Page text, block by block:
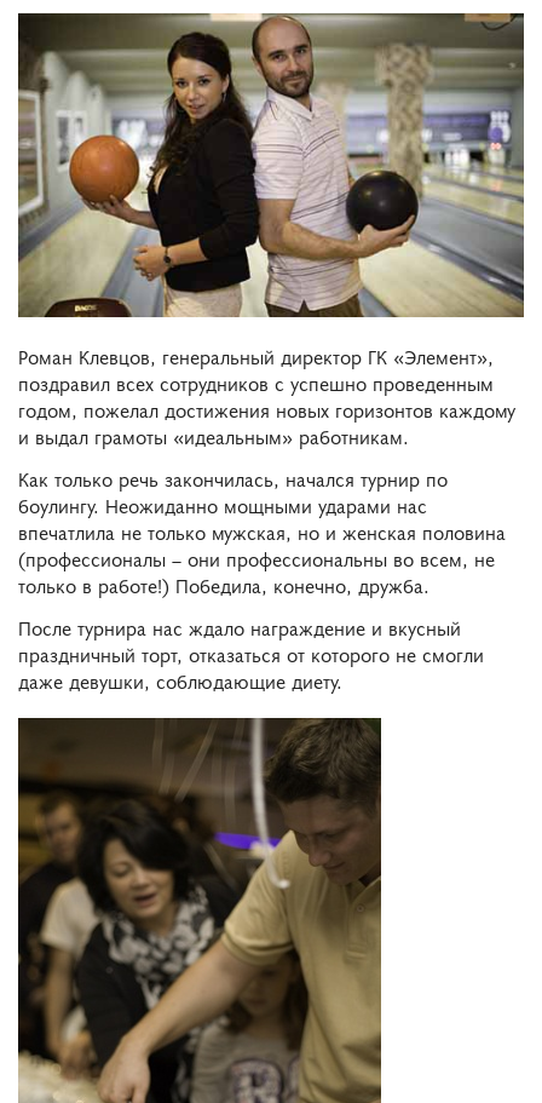
Роман Клевцов, генеральный директор ГК «Элемент»,
поздравил всех сотрудников с успешно проведенным
годом, пожелал достижения новых горизонтов каждому
и выдал грамоты «идеальным» работникам.
Как только речь закончилась, начался турнир по
боулингу. Неожиданно мощными ударами нас
впечатлила не только мужская, но и женская половина
(профессионалы – они профессиональны во всем, не
только в работе!) Победила, конечно, дружба.
После турнира нас ждало награждение и вкусный
праздничный торт, отказаться от которого не смогли
даже девушки, соблюдающие диету.